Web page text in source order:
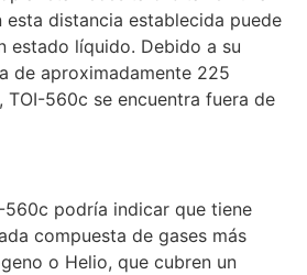
esta distancia establecida puede
estado líquido. Debido a su
de aproximadamente 225
560c se encuentra fuera de
560c podría indicar que tiene
compuesta de gases más
o Helio, que cubren un